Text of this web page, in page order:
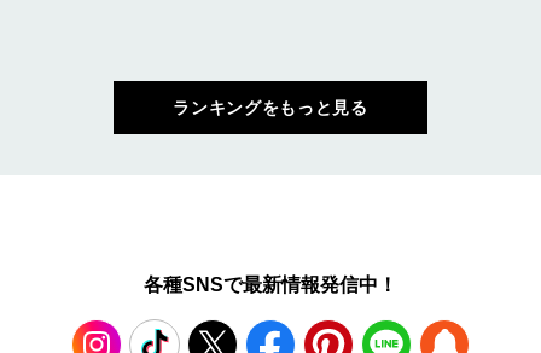
ランキングをもっと見る
各種SNSで最新情報発信中！